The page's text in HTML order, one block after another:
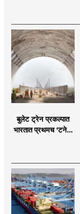
उपाययोजना
बुलेट ट्रेन प्रकल्पात
भारतात प्रथमच ‘टनेल
आवाजावर
नियंत्रण;प्रवास अधिक
सुरक्षित व आरामदायी
होणार